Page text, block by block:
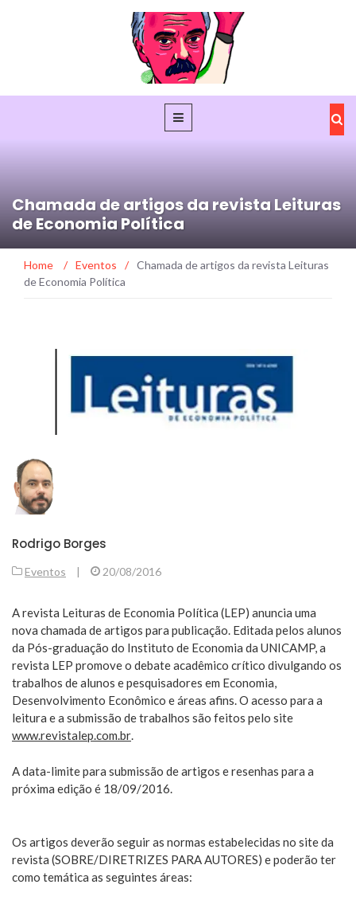
Chamada de artigos da revista Leituras
de Economia Política
Home / Eventos / Chamada de artigos da revista Leituras
de Economia Política
Rodrigo Borges
Eventos | 20/08/2016
A revista Leituras de Economia Política (LEP) anuncia uma
nova chamada de artigos para publicação. Editada pelos alunos
da Pós-graduação do Instituto de Economia da UNICAMP, a
revista LEP promove o debate acadêmico crítico divulgando os
trabalhos de alunos e pesquisadores em Economia,
Desenvolvimento Econômico e áreas afins. O acesso para a
leitura e a submissão de trabalhos são feitos pelo site
www.revistalep.com.br.
A data-limite para submissão de artigos e resenhas para a
próxima edição é 18/09/2016.
Os artigos deverão seguir as normas estabelecidas no site da
revista (SOBRE/DIRETRIZES PARA AUTORES) e poderão ter
como temática as seguintes áreas: